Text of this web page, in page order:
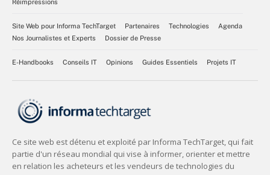
Réimpressions
Site Web pour Informa TechTarget Partenaires Technologies
Agenda
Nos Journalistes et Experts
Dossier de Presse
E-Handbooks Conseils IT Opinions Guides Essentiels Projets IT